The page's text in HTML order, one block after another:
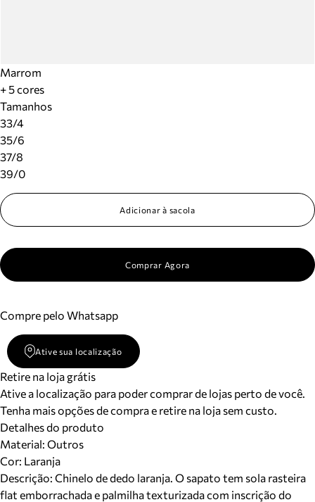
Marrom
+ 5 cores
Tamanhos
33/4
35/6
37/8
39/0
Adicionar à sacola
Comprar Agora
Compre pelo Whatsapp
Ative sua localização
Retire na loja grátis
Ative a localização para poder comprar de lojas perto de você.
Tenha mais opções de compra e retire na loja sem custo.
Detalhes do produto
Material: Outros
Cor: Laranja
Descrição: Chinelo de dedo laranja. O sapato tem sola rasteira
flat emborrachada e palmilha texturizada com inscrição do